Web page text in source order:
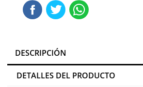
DESCRIPCIÓN
DETALLES DEL PRODUCTO